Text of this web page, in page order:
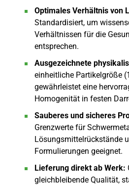
Optimales Verhältnis von
Standardisiert, um
Verhältnissen für die
entsprechen.
Ausgezeichnete
einheitliche Partikelgröße
gewährleistet eine
Homogenität in festen
Sauberes und sicheres
Grenzwerte für
Lösungsmittelrückstände
Formulierungen geeignet.
Lieferung direkt ab Werk:
gleichbleibende Qualität,